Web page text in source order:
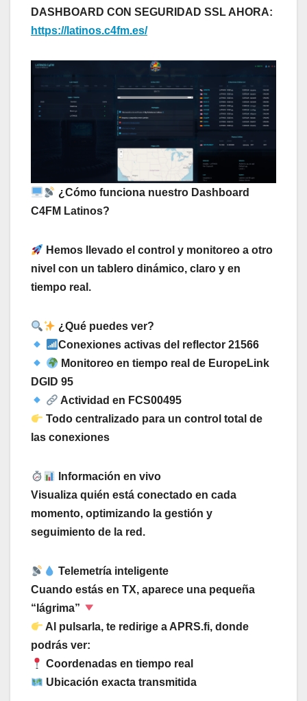
DASHBOARD CON SEGURIDAD SSL AHORA:
https://latinos.c4fm.es/
¿Cómo funciona nuestro Dashboard
C4FM Latinos?
Hemos llevado el control y monitoreo a otro
nivel con un tablero dinámico, claro y en
tiempo real.
¿Qué puedes ver?
Conexiones activas del reflector 21566
Monitoreo en tiempo real de EuropeLink
DGID 95
Actividad en FCS00495
Todo centralizado para un control total de
las conexiones
Información en vivo
Visualiza quién está conectado en cada
momento, optimizando la gestión y
seguimiento de la red.
Telemetría inteligente
Cuando estás en TX, aparece una pequeña
“lágrima”
Al pulsarla, te redirige a APRS.fi, donde
podrás ver:
Coordenadas en tiempo real
Ubicación exacta transmitida